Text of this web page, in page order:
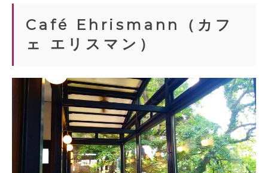
Café Ehrismann（カフ
ェ エリスマン）